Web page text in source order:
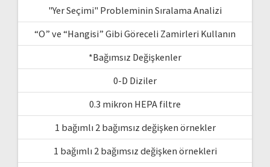
"Yer Seçimi" Probleminin Sıralama Analizi
“O” ve “Hangisi” Gibi Göreceli Zamirleri Kullanın
*Bağımsız Değişkenler
0-D Diziler
0.3 mikron HEPA filtre
1 bağımlı 2 bağımsız değişken örnekler
1 bağımlı 2 bağımsız değişken örnekleri